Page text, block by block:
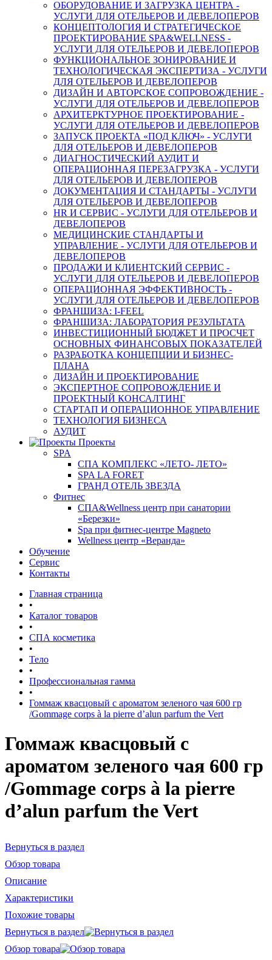
ОБОРУДОВАНИЕ И ЗАГРУЗКА ЦЕНТРА -
УСЛУГИ ДЛЯ ОТЕЛЬЕРОВ И ДЕВЕЛОПЕРОВ
КОНЦЕПТОЛОГИЯ И СТРАТЕГИЧЕСКОЕ
ПРОЕКТИРОВАНИЕ SPA&WELLNESS -
УСЛУГИ ДЛЯ ОТЕЛЬЕРОВ И ДЕВЕЛОПЕРОВ
ФУНКЦИОНАЛЬНОЕ ЗОНИРОВАНИЕ И
ТЕХНОЛОГИЧЕСКАЯ ЭКСПЕРТИЗА - УСЛУГИ
ДЛЯ ОТЕЛЬЕРОВ И ДЕВЕЛОПЕРОВ
ДИЗАЙН И АВТОРСКОЕ СОПРОВОЖДЕНИЕ -
УСЛУГИ ДЛЯ ОТЕЛЬЕРОВ И ДЕВЕЛОПЕРОВ
АРХИТЕРКТУРНОЕ ПРОЕКТИРОВАНИЕ -
УСЛУГИ ДЛЯ ОТЕЛЬЕРОВ И ДЕВЕЛОПЕРОВ
ЗАПУСК ПРОЕКТА «ПОД КЛЮЧ» - УСЛУГИ
ДЛЯ ОТЕЛЬЕРОВ И ДЕВЕЛОПЕРОВ
ДИАГНОСТИЧЕСКИЙ АУДИТ И
ОПЕРАЦИОННАЯ ПЕРЕЗАГРУЗКА - УСЛУГИ
ДЛЯ ОТЕЛЬЕРОВ И ДЕВЕЛОПЕРОВ
ДОКУМЕНТАЦИЯ И СТАНДАРТЫ - УСЛУГИ
ДЛЯ ОТЕЛЬЕРОВ И ДЕВЕЛОПЕРОВ
HR И СЕРВИС - УСЛУГИ ДЛЯ ОТЕЛЬЕРОВ И
ДЕВЕЛОПЕРОВ
МЕДИЦИНСКИЕ СТАНДАРТЫ И
УПРАВЛЕНИЕ - УСЛУГИ ДЛЯ ОТЕЛЬЕРОВ И
ДЕВЕЛОПЕРОВ
ПРОДАЖИ И КЛИЕНТСКИЙ СЕРВИС -
УСЛУГИ ДЛЯ ОТЕЛЬЕРОВ И ДЕВЕЛОПЕРОВ
ОПЕРАЦИОННАЯ ЭФФЕКТИВНОСТЬ -
УСЛУГИ ДЛЯ ОТЕЛЬЕРОВ И ДЕВЕЛОПЕРОВ
ФРАНШИЗА: I-FEEL
ФРАНШИЗА: ЛАБОРАТОРИЯ РЕЗУЛЬТАТА
ИНВЕСТИЦИОННЫЙ БЮДЖЕТ И ПРОСЧЕТ
ОСНОВНЫХ ФИНАНСОВЫХ ПОКАЗАТЕЛЕЙ
РАЗРАБОТКА КОНЦЕПЦИИ И БИЗНЕС-
ПЛАНА
ДИЗАЙН И ПРОЕКТИРОВАНИЕ
ЭКСПЕРТНОЕ СОПРОВОЖДЕНИЕ И
ПРОЕКТНЫЙ КОНСАЛТИНГ
СТАРТАП И ОПЕРАЦИОННОЕ УПРАВЛЕНИЕ
ТЕХНОЛОГИЯ БИЗНЕСА
АУДИТ
Проекты
SPA
СПА КОМПЛЕКС «ЛЕТО- ЛЕТО»
SPA LA FORET
ГРАНД ОТЕЛЬ ЗВЕЗДА
Фитнес
СПА&Wellness центр при санатории
«Березки»
Spa при фитнес-центре Magneto
Wellness центр «Веранда»
Обучение
Сервис
Контакты
Главная страница
•
Каталог товаров
•
СПА косметика
•
Тело
•
Профессиональная гамма
•
Гоммаж квасцовый с ароматом зеленого чая 600 гр
/Gommage corps à la pierre d’alun parfum the Vert
Гоммаж квасцовый с
ароматом зеленого чая 600 гр
/Gommage corps à la pierre
d’alun parfum the Vert
Вернуться в раздел
Обзор товара
Описание
Характеристики
Похожие товары
Вернуться в раздел
Обзор товара